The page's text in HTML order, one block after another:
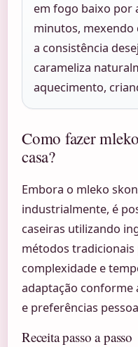
em fogo baixo por
minutos,
a consistência
carameliza
aquecimento,
Como fazer
casa?
Embora o mleko
industrialmente, é
caseiras utilizando
métodos tradicionais
complexidade e
adaptação conforme
e preferências
Receita passo a passo